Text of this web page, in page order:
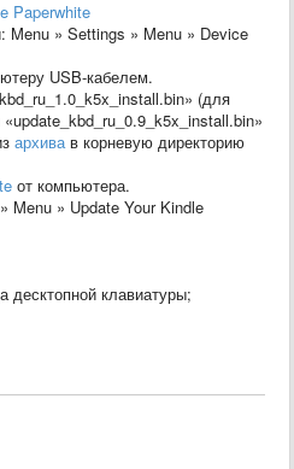
Paperwhite
Menu » Settings » Menu » Device
USB-кабелем.
(для
«update_kbd_ru_0.9_k5x_install.bin»
архива в корневую директорию
от компьютера.
Menu » Update Your Kindle
клавиатуры;